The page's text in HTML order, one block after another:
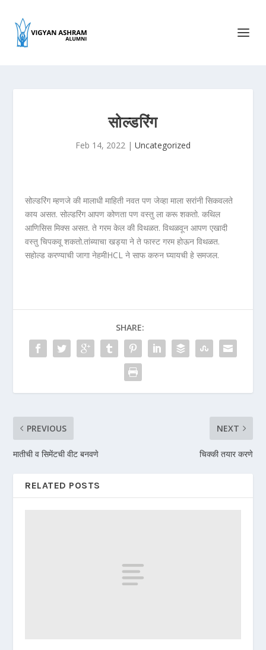
सोल्डरिंग
Feb 14, 2022 | Uncategorized
सोल्डरिंग म्हणजे की मालाधी माहिती नवत पण जेव्हा माला सरांनी सिकवलते
काय असत. सोल्डरिंग आपण कोणता पण वस्तु ला करू शकतो. कथिल
आणिसिस मिक्स असत. ते गरम केल की विथळत. विथळवून आपण एखादी
वस्तु चिपकवू शकतो.तांब्याचा खड्या ने ते फास्ट गरम होऊन विथळत.
सहोल्ड करण्याची जागा नेहमीHCL ने साफ करुन घ्यायची हे समजल.
SHARE:
PREVIOUS
मातीची व सिमेंटची वीट बनवणे
NEXT
चिक्की तयार करणे
RELATED POSTS